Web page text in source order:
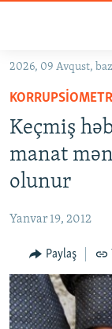
Əsas
qayıt
Əsas
naviqasiyaya
qayıt
Axtarışa
GÜNDƏM
KORRUPSIOMETR
#ƏSLINDƏ
QANUNI DOĞRU
ARAŞDIRMA
MULTIMEDIA
VIDEO
RADIO ARXIV
2026, 09 Avqust,
KORRUPSIOMETR
Keçmiş
manat
olunur
Yanvar 19, 2012
Paylaş